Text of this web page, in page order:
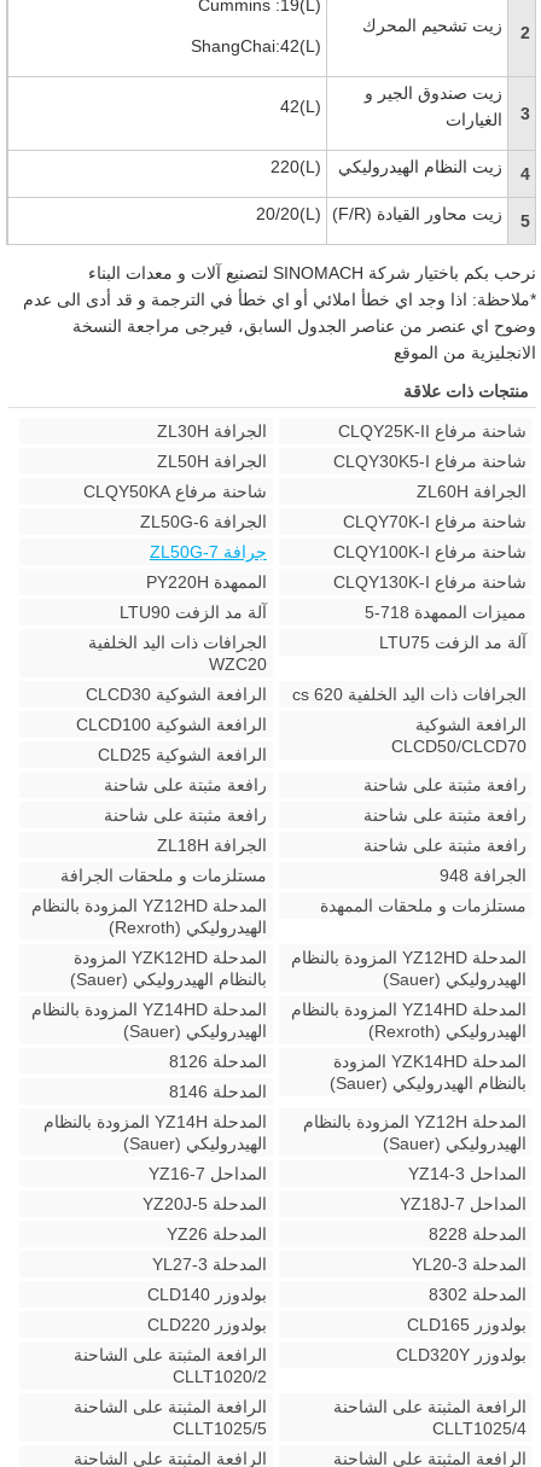
2 زيت تشحيم المحرك
Cummins :19(L)
ShangChai:42(L)
3
زيت صندوق الجير و
الغيارات
42(L)
4 زيت النظام الهيدروليكي 220(L)
5 زيت محاور القيادة (F/R)
20/20(L)
نرحب بكم باختيار شركة SINOMACH لتصنيع آلات و معدات البناء
*ملاحظة: اذا وجد اي خطأ املائي أو اي خطأ في الترجمة و قد أدى الى عدم
وضوح اي عنصر من عناصر الجدول السابق، فيرجى مراجعة النسخة
الانجليزية من الموقع
منتجات ذات علاقة
شاحنة مرفاع CLQY25K-II
الجرافة ZL30H
شاحنة مرفاع CLQY30K5-I
الجرافة ZL50H
الجرافة ZL60H
شاحنة مرفاع CLQY50KA
شاحنة مرفاع CLQY70K-I
الجرافة ZL50G-6
شاحنة مرفاع CLQY100K-I
جرافة ZL50G-7
شاحنة مرفاع CLQY130K-I
الممهدة PY220H
مميزات الممهدة 718-5
آلة مد الزفت LTU90
آلة مد الزفت LTU75
الجرافات ذات اليد الخلفية
WZC20
الجرافات ذات اليد الخلفية 620 cs
الرافعة الشوكية CLCD30
الرافعة الشوكية
CLCD50/CLCD70
الرافعة الشوكية CLCD100
الرافعة الشوكية CLD25
رافعة مثبتة على شاحنة
رافعة مثبتة على شاحنة
رافعة مثبتة على شاحنة
رافعة مثبتة على شاحنة
رافعة مثبتة على شاحنة
الجرافة ZL18H
الجرافة 948
مستلزمات و ملحقات الجرافة
مستلزمات و ملحقات الممهدة
المدحلة YZ12HD المزودة بالنظام
الهيدروليكي (Rexroth)
المدحلة YZ12HD المزودة بالنظام
الهيدروليكي (Sauer)
المدحلة YZK12HD المزودة
بالنظام الهيدروليكي (Sauer)
المدحلة YZ14HD المزودة بالنظام
الهيدروليكي (Rexroth)
المدحلة YZ14HD المزودة بالنظام
الهيدروليكي (Sauer)
المدحلة YZK14HD المزودة
بالنظام الهيدروليكي (Sauer)
المدحلة 8126
المدحلة 8146
المدحلة YZ12H المزودة بالنظام
الهيدروليكي (Sauer)
المدحلة YZ14H المزودة بالنظام
الهيدروليكي (Sauer)
المداحل YZ14-3
المداحل YZ16-7
المداحل YZ18J-7
المدحلة YZ20J-5
المدحلة 8228
المدحلة YZ26
المدحلة YL20-3
المدحلة YL27-3
المدحلة 8302
بولدوزر CLD140
بولدوزر CLD165
بولدوزر CLD220
بولدوزر CLD320Y
الرافعة المثبتة على الشاحنة
CLLT1020/2
الرافعة المثبتة على الشاحنة
CLLT1025/4
الرافعة المثبتة على الشاحنة
CLLT1025/5
الرافعة المثبتة على الشاحنة
الرافعة المثبتة على الشاحنة